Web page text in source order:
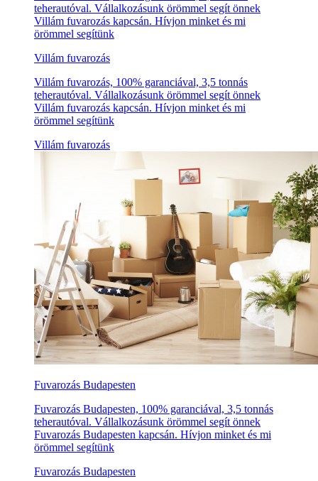
teherautóval. Vállalkozásunk örömmel segít önnek
Villám fuvarozás kapcsán. Hívjon minket és mi
örömmel segítünk
Villám fuvarozás
Villám fuvarozás, 100% garanciával, 3,5 tonnás
teherautóval. Vállalkozásunk örömmel segít önnek
Villám fuvarozás kapcsán. Hívjon minket és mi
örömmel segítünk
Villám fuvarozás
Fuvarozás Budapesten
Fuvarozás Budapesten, 100% garanciával, 3,5 tonnás
teherautóval. Vállalkozásunk örömmel segít önnek
Fuvarozás Budapesten kapcsán. Hívjon minket és mi
örömmel segítünk
Fuvarozás Budapesten